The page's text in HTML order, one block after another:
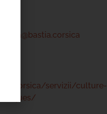
servizii/culture-